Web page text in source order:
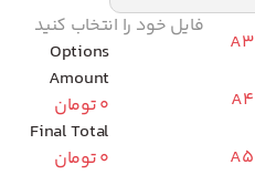
A3
A4
A5
فایل خود را انتخاب کنید
Options
Amount
0تومان
Final Total
0تومان